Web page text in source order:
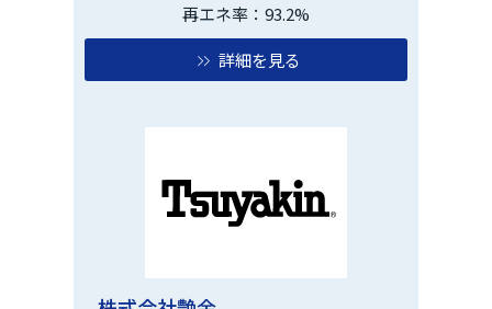
再エネ率：93.2%
詳細を見る